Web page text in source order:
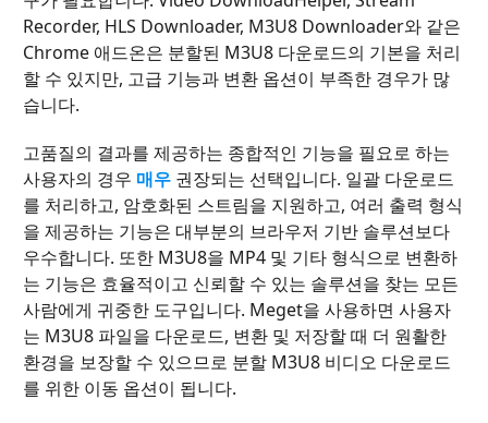
Recorder, HLS Downloader, M3U8 Downloader와 같은
Chrome 애드온은 분할된 M3U8 다운로드의 기본을 처리
할 수 있지만, 고급 기능과 변환 옵션이 부족한 경우가 많
습니다.
고품질의 결과를 제공하는 종합적인 기능을 필요로 하는
사용자의 경우 매우 권장되는 선택입니다. 일괄 다운로드
를 처리하고, 암호화된 스트림을 지원하고, 여러 출력 형식
을 제공하는 기능은 대부분의 브라우저 기반 솔루션보다
우수합니다. 또한 M3U8을 MP4 및 기타 형식으로 변환하
는 기능은 효율적이고 신뢰할 수 있는 솔루션을 찾는 모든
사람에게 귀중한 도구입니다. Meget을 사용하면 사용자
는 M3U8 파일을 다운로드, 변환 및 저장할 때 더 원활한
환경을 보장할 수 있으므로 분할 M3U8 비디오 다운로드
를 위한 이동 옵션이 ​​됩니다.